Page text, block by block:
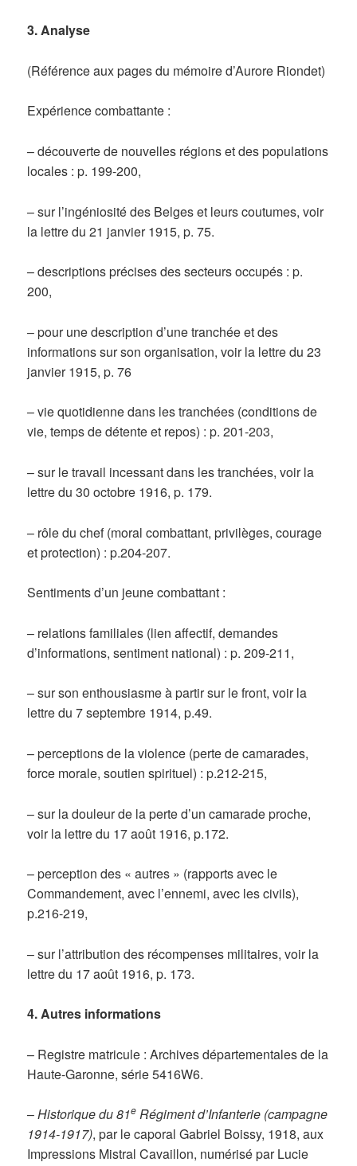
3. Analyse
(Référence aux pages du mémoire d’Aurore Riondet)
Expérience combattante :
– découverte de nouvelles régions et des populations
locales : p. 199-200,
– sur l’ingéniosité des Belges et leurs coutumes, voir
la lettre du 21 janvier 1915, p. 75.
– descriptions précises des secteurs occupés : p.
200,
– pour une description d’une tranchée et des
informations sur son organisation, voir la lettre du 23
janvier 1915, p. 76
– vie quotidienne dans les tranchées (conditions de
vie, temps de détente et repos) : p. 201-203,
– sur le travail incessant dans les tranchées, voir la
lettre du 30 octobre 1916, p. 179.
– rôle du chef (moral combattant, privilèges, courage
et protection) : p.204-207.
Sentiments d’un jeune combattant :
– relations familiales (lien affectif, demandes
d’informations, sentiment national) : p. 209-211,
– sur son enthousiasme à partir sur le front, voir la
lettre du 7 septembre 1914, p.49.
– perceptions de la violence (perte de camarades,
force morale, soutien spirituel) : p.212-215,
– sur la douleur de la perte d’un camarade proche,
voir la lettre du 17 août 1916, p.172.
– perception des « autres » (rapports avec le
Commandement, avec l’ennemi, avec les civils),
p.216-219,
– sur l’attribution des récompenses militaires, voir la
lettre du 17 août 1916, p. 173.
4. Autres informations
– Registre matricule : Archives départementales de la
Haute-Garonne, série 5416W6.
–Historique du 81e Régiment d’Infanterie (campagne
1914-1917), par le caporal Gabriel Boissy, 1918, aux
Impressions Mistral Cavaillon, numérisé par Lucie